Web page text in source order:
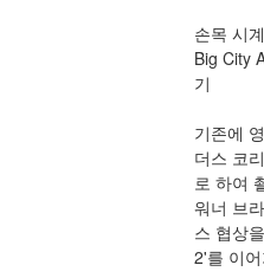
손목 시
Big City
기
기존에
더스 코
로 하여
워너 브
스 협상
2'를 이